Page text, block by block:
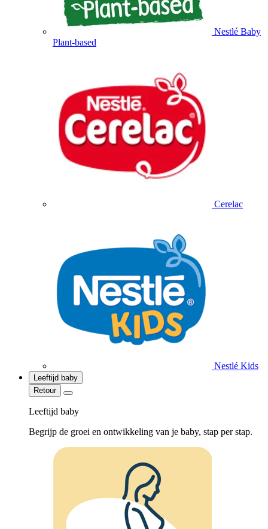
Nestlé Baby
Plant-based
Cerelac
Nestlé Kids
Leeftijd baby
Retour
Leeftijd baby
Begrijp de groei en ontwikkeling van je baby, stap per stap.